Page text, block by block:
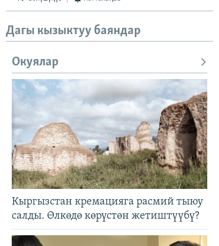
Дагы кызыктуу баяндар
Окуялар
Кыргызстан кремацияга расмий тыюу
салды. Өлкөдө көрүстөн жетиштүүбү?